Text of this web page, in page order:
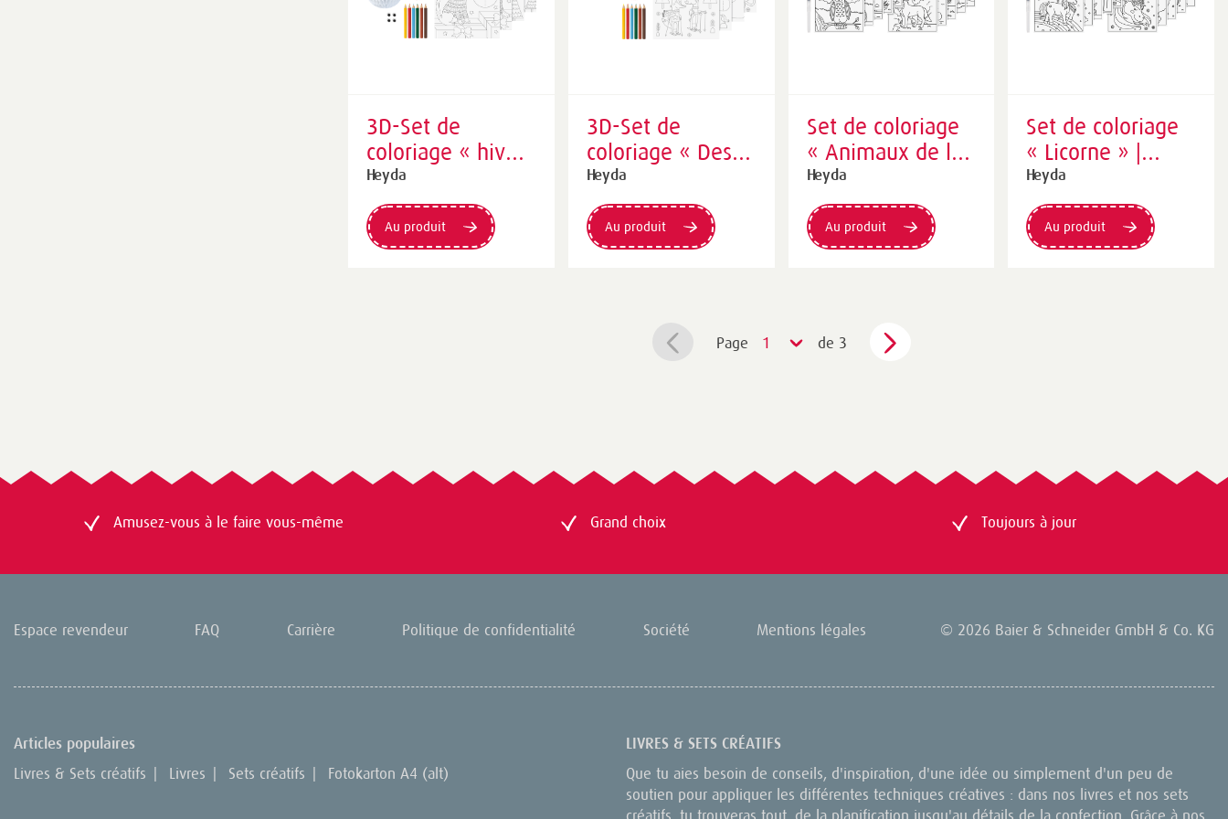
3D-Set de
coloriage « hiver
» | 195×210 mm
Heyda
Au produit
3D-Set de
coloriage « Des
amis amusants »
| 195×210 mm
Heyda
Au produit
Set de coloriage
« Animaux de la
forêt » | 150×180
mm
Heyda
Au produit
Set de coloriage
« Licorne » |
150×180 mm
Heyda
Au produit
Page 1 de 3
Amusez-vous à le faire vous-même Grand choix Toujours à jour
Espace revendeur FAQ Carrière Politique de confidentialité Société Mentions légales © 2026 Baier & Schneider GmbH & Co. KG
Articles populaires
Livres & Sets créatifs Livres Sets créatifs Fotokarton A4 (alt)
LIVRES & SETS CRÉATIFS
Que tu aies besoin de conseils, d'inspiration, d'une idée ou simplement d'un peu de
soutien pour appliquer les différentes techniques créatives : dans nos livres et nos sets